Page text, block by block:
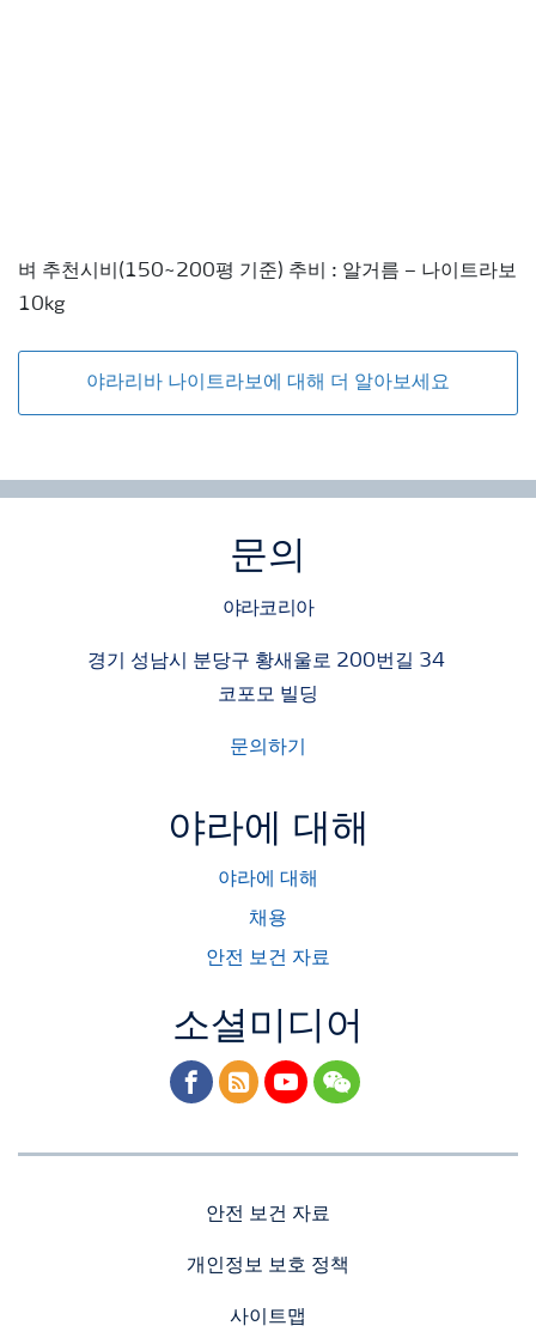
벼 추천시비(150~200평 기준) 추비 : 알거름 – 나이트라보
10kg
야라리바 나이트라보에 대해 더 알아보세요
문의
야라코리아
경기 성남시 분당구 황새울로 200번길 34
코포모 빌딩
문의하기
야라에 대해
야라에 대해
채용
안전 보건 자료
소셜미디어
facebook
rss youtubewechat
안전 보건 자료
개인정보 보호 정책
사이트맵